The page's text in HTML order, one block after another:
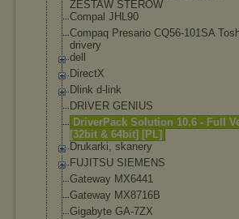
ZESTAW STERÓW
Compal JHL90
Compaq Presario CQ56-101SA
drivery
dell
DirectX
Dlink d-link
DRIVER GENIUS
DriverPack Solution 10.6 - Full
[32bit & 64bit] [PL]
Drukarki, skanery
FUJITSU SIEMENS
Gateway MX6441
Gateway MX8716B
Gigabyte GA-7ZX